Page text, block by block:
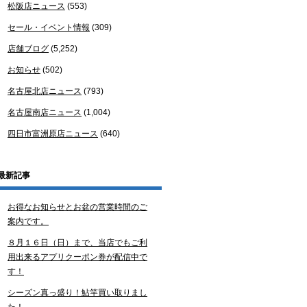
松阪店ニュース (553)
セール・イベント情報 (309)
店舗ブログ (5,252)
お知らせ (502)
名古屋北店ニュース (793)
名古屋南店ニュース (1,004)
四日市富洲原店ニュース (640)
新記事
お得なお知らせとお盆の営業時間のご
案内です。
８月１６日（日）まで、当店でもご利
用出来るアプリクーポン券が配信中で
す！
シーズン真っ盛り！鮎竿買い取りまし